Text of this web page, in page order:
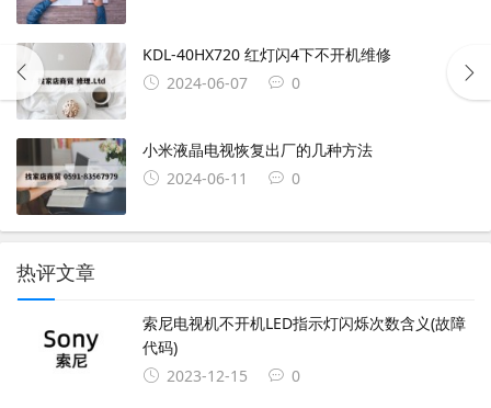
KDL-40HX720 红灯闪4下不开机维修
2024-06-07
0
小米液晶电视恢复出厂的几种方法
2024-06-11
0
热评文章
索尼电视机不开机LED指示灯闪烁次数含义(故障
代码)
2023-12-15
0